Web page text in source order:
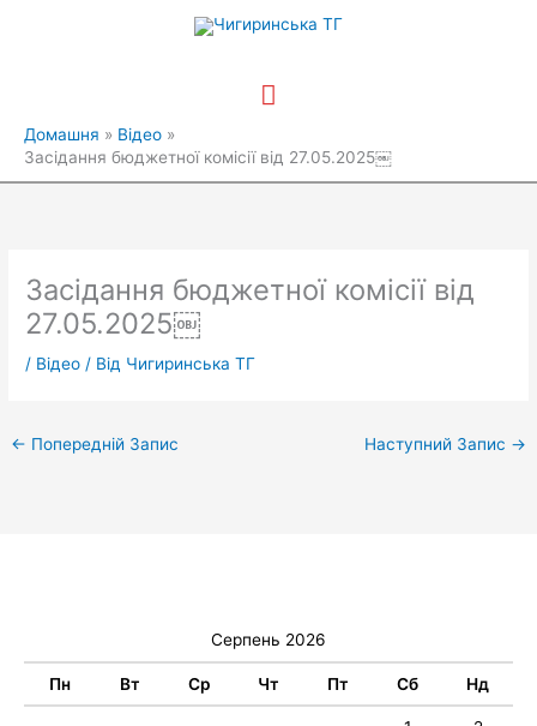
Головне
меню
Домашня
Відео
Засідання бюджетної комісії від 27.05.2025￼
Засідання бюджетної комісії від
27.05.2025￼
/ Відео / Від Чигиринська ТГ
← Попередній Запис Наступний Запис →
Серпень 2026
Пн Вт Ср Чт Пт Сб Нд